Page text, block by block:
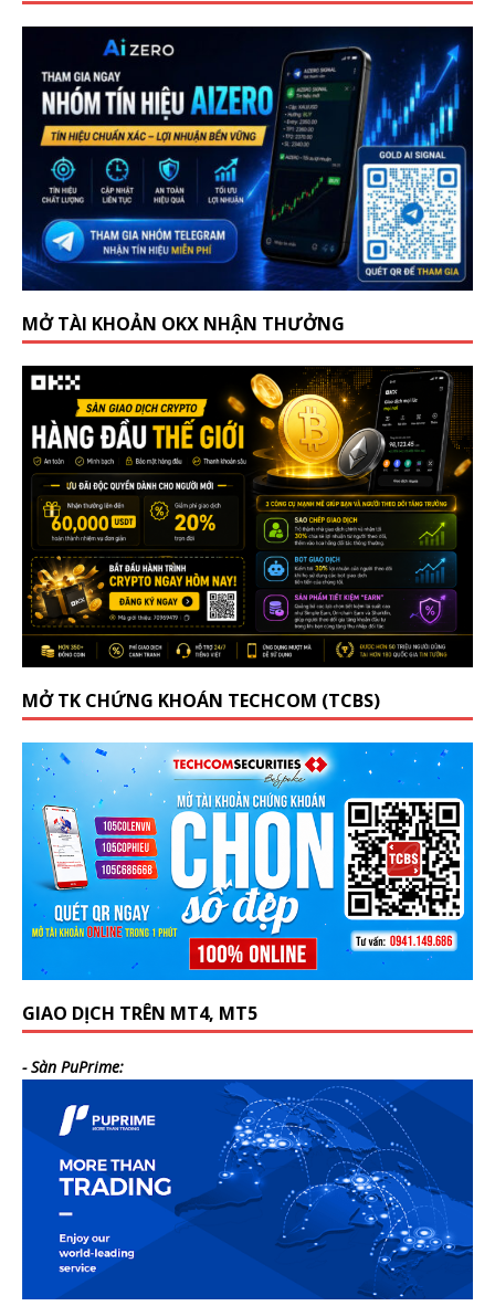
MỞ TÀI KHOẢN OKX NHẬN THƯỞNG
MỞ TK CHỨNG KHOÁN TECHCOM (TCBS)
GIAO DỊCH TRÊN MT4, MT5
- Sàn PuPrime: